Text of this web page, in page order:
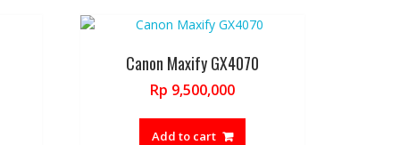
Canon Maxify GX4070
Rp 9,500,000
Add to cart